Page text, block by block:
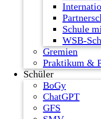
Schule
WSB-
Gremien
Praktikum &
Schüler
BoGy
ChatGPT
GFS